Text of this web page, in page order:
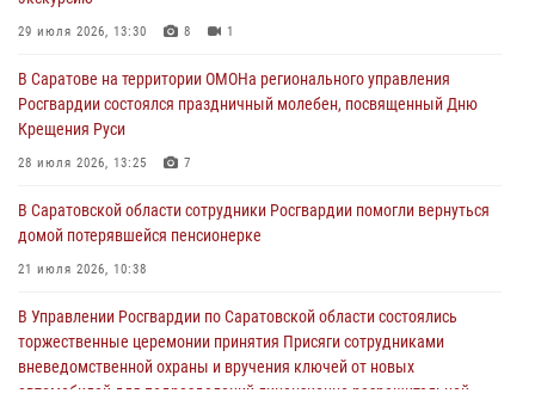
29 июля 2026, 13:30 8 1
В Саратове на территории ОМОНа регионального управления
Росгвардии состоялся праздничный молебен, посвященный Дню
Крещения Руси
28 июля 2026, 13:25 7
В Саратовской области сотрудники Росгвардии помогли вернуться
домой потерявшейся пенсионерке
21 июля 2026, 10:38
В Управлении Росгвардии по Саратовской области состоялись
торжественные церемонии принятия Присяги сотрудниками
вневедомственной охраны и вручения ключей от новых
автомобилей для подразделений лицензионно-разрешительной